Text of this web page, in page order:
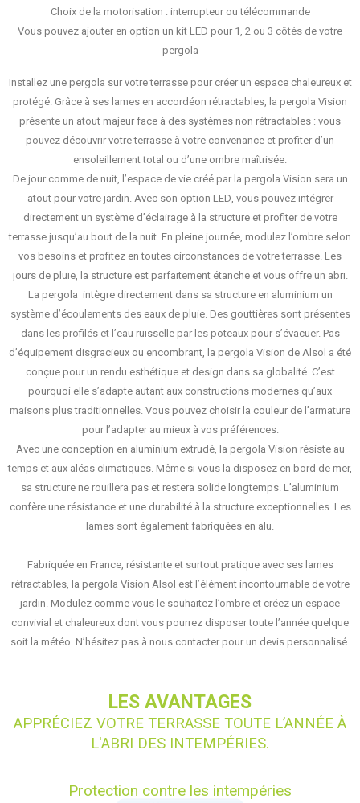
Choix de la motorisation : interrupteur ou télécommande
Vous pouvez ajouter en option un kit LED pour 1, 2 ou 3 côtés de votre
pergola
Installez une pergola sur votre terrasse pour créer un espace chaleureux et
protégé. Grâce à ses lames en accordéon rétractables, la pergola Vision
présente un atout majeur face à des systèmes non rétractables : vous
pouvez découvrir votre terrasse à votre convenance et profiter d’un
ensoleillement total ou d’une ombre maîtrisée.
De jour comme de nuit, l’espace de vie créé par la pergola Vision sera un
atout pour votre jardin. Avec son option LED, vous pouvez intégrer
directement un système d’éclairage à la structure et profiter de votre
terrasse jusqu’au bout de la nuit. En pleine journée, modulez l’ombre selon
vos besoins et profitez en toutes circonstances de votre terrasse. Les
jours de pluie, la structure est parfaitement étanche et vous offre un abri.
La pergola intègre directement dans sa structure en aluminium un
système d’écoulements des eaux de pluie. Des gouttières sont présentes
dans les profilés et l’eau ruisselle par les poteaux pour s’évacuer. Pas
d’équipement disgracieux ou encombrant, la pergola Vision de Alsol a été
conçue pour un rendu esthétique et design dans sa globalité. C’est
pourquoi elle s’adapte autant aux constructions modernes qu’aux
maisons plus traditionnelles. Vous pouvez choisir la couleur de l’armature
pour l’adapter au mieux à vos préférences.
Avec une conception en aluminium extrudé, la pergola Vision résiste au
temps et aux aléas climatiques. Même si vous la disposez en bord de mer,
sa structure ne rouillera pas et restera solide longtemps. L’aluminium
confère une résistanceet une durabilitéà la structure exceptionnelles. Les
lames sont également fabriquées en alu.
Fabriquée en France, résistante et surtout pratique avec ses lames
rétractables, la pergola Vision Alsol est l’élément incontournable de votre
jardin. Modulez comme vous le souhaitez l’ombre et créez un espace
convivial et chaleureux dont vous pourrez disposer toute l’année quelque
soit la météo. N’hésitez pas à nous contacter pour un devis personnalisé.
LES AVANTAGES
APPRÉCIEZ VOTRE TERRASSE TOUTE L’ANNÉE À
L'ABRI DES INTEMPÉRIES.
Protection contre les intempéries